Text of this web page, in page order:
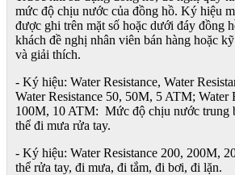
mức độ chịu nước của đồng hồ. Ký hiệu
được ghi trên mặt số hoặc dưới đáy đồng
khách đề nghị nhân viên bán hàng hoặc
và giải thích.
- Ký hiệu: Water Resistance, Water
Water Resistance 50, 50M, 5 ATM; Water
100M, 10 ATM: Mức độ chịu nước trung
thể đi mưa rửa tay.
- Ký hiệu: Water Resistance 200, 200M,
thể rửa tay, đi mưa, đi tắm, đi bơi, đi lặn.